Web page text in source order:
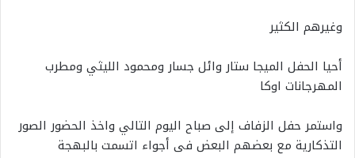
وغيرهم الكثير
أحيا الحفل الميجا ستار وائل جسار ومحمود الليثي ومطرب
المهرجانات اوكا
واستمر حفل الزفاف إلى صباح اليوم التالي واخذ الحضور الصور
التذكارية مع بعضهم البعض فى أجواء اتسمت بالبهجة